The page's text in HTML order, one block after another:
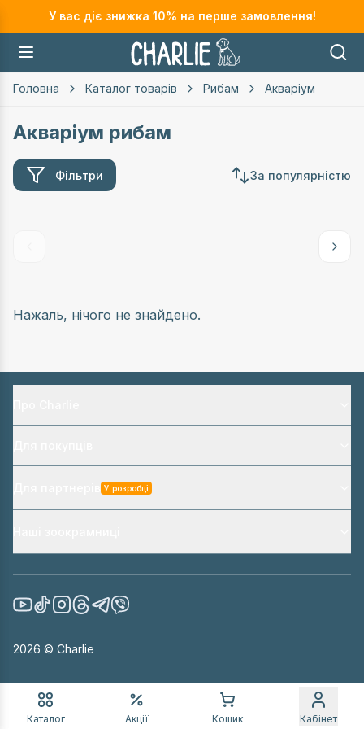
У вас діє знижка 10% на перше замовлення!
Головна Каталог товарів Рибам Акваріум
Акваріум рибам
Фільтри За популярністю
Нажаль, нічого не знайдено.
У розробці
2026 © Charlie
Каталог Акції Кошик Кабінет